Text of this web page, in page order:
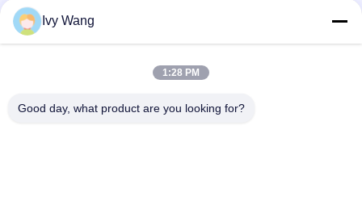
ceinture de grillage
de convoyeur
bande de conveyeur
Ivy Wang
1:28 PM
Good day, what product are you looking for?